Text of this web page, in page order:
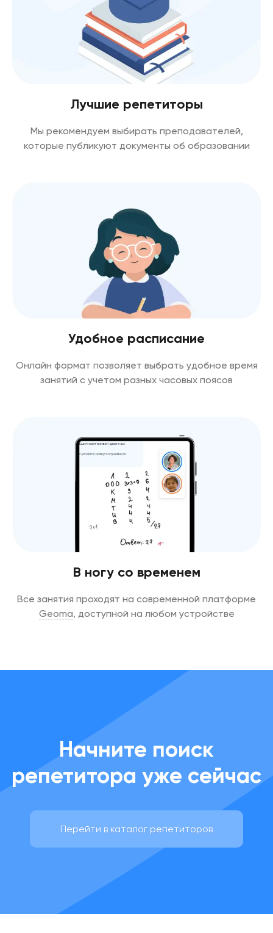
Лучшие репетиторы
Мы рекомендуем выбирать преподавателей,
которые публикуют документы об образовании
Удобное расписание
Онлайн формат позволяет выбрать удобное время
занятий с учетом разных часовых поясов
В ногу со временем
Все занятия проходят на современной платформе
Geoma, доступной на любом устройстве
Начните поиск
репетитора уже сейчас
Перейти в каталог репетиторов